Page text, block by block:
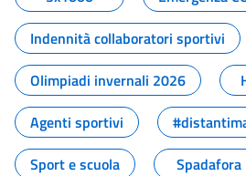
Indennità collaboratori sportivi
Olimpiadi invernali 2026
Agenti sportivi
Sport e scuola
Spadafora